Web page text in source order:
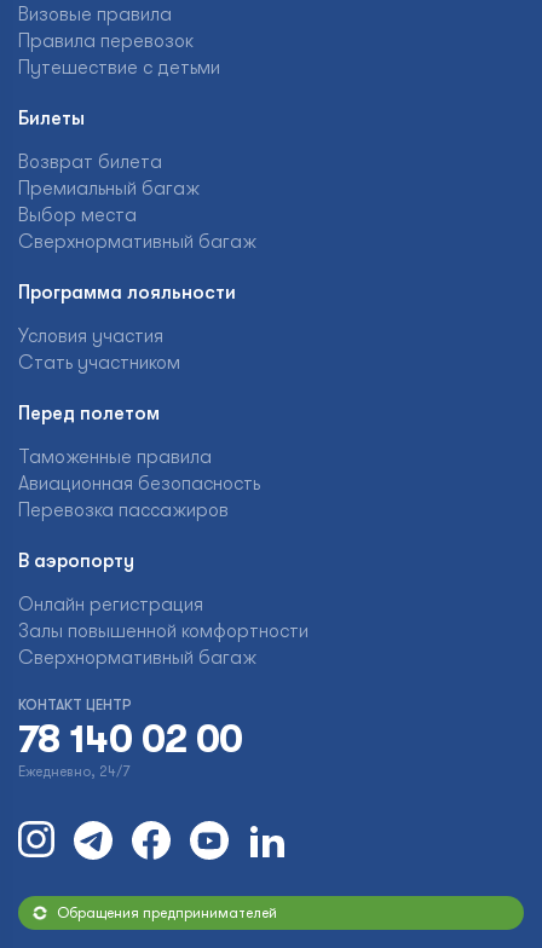
Визовые правила
Правила перевозок
Путешествие с детьми
Билеты
Возврат билета
Премиальный багаж
Выбор места
Сверхнормативный багаж
Программа лояльности
Условия участия
Стать участником
Перед полетом
Таможенные правила
Авиационная безопасность
Перевозка пассажиров
В аэропорту
Онлайн регистрация
Залы повышенной комфортности
Сверхнормативный багаж
КОНТАКТ ЦЕНТР
78 140 02 00
Ежедневно, 24/7
Обращения предпринимателей